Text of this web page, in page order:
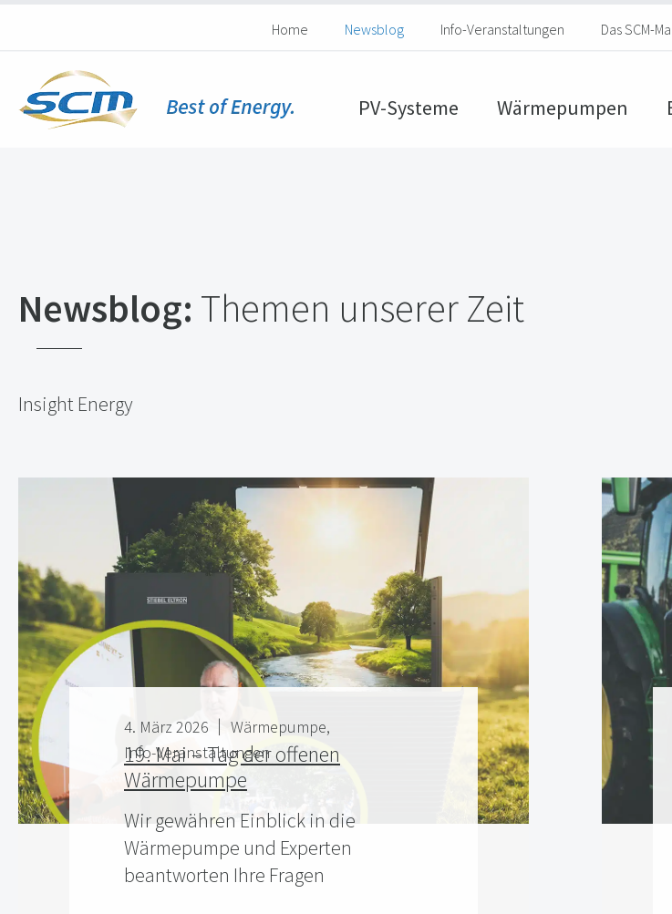
Home Newsblog Info-Veranstaltungen Das SCM-
PV-Systeme Wärmepumpen
Newsblog: Themen unserer Zeit
Insight Energy
19. Mai – Tag der offenen
Wärmepumpe
4. März 2026
Wärmepumpe
Info-Veranstaltungen
Wir gewähren Einblick in die
Wärmepumpe und Experten
beantworten Ihre Fragen